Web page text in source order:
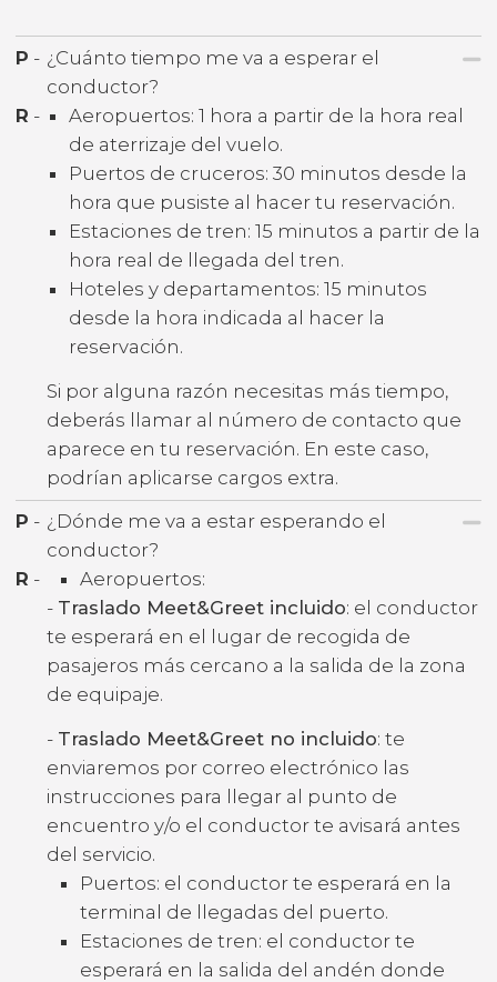
P - ¿Cuánto tiempo me va a esperar el
conductor?
R -
Aeropuertos: 1 hora a partir de la hora real
de aterrizaje del vuelo.
Puertos de cruceros: 30 minutos desde la
hora que pusiste al hacer tu reservación.
Estaciones de tren: 15 minutos a partir de la
hora real de llegada del tren.
Hoteles y departamentos: 15 minutos
desde la hora indicada al hacer la
reservación.
Si por alguna razón necesitas más tiempo,
deberás llamar al número de contacto que
aparece en tu reservación. En este caso,
podrían aplicarse cargos extra.
P - ¿Dónde me va a estar esperando el
conductor?
R -
Aeropuertos:
- Traslado Meet&Greet incluido: el conductor
te esperará en el lugar de recogida de
pasajeros más cercano a la salida de la zona
de equipaje.
- Traslado Meet&Greet no incluido: te
enviaremos por correo electrónico las
instrucciones para llegar al punto de
encuentro y/o el conductor te avisará antes
del servicio.
Puertos: el conductor te esperará en la
terminal de llegadas del puerto.
Estaciones de tren: el conductor te
esperará en la salida del andén donde